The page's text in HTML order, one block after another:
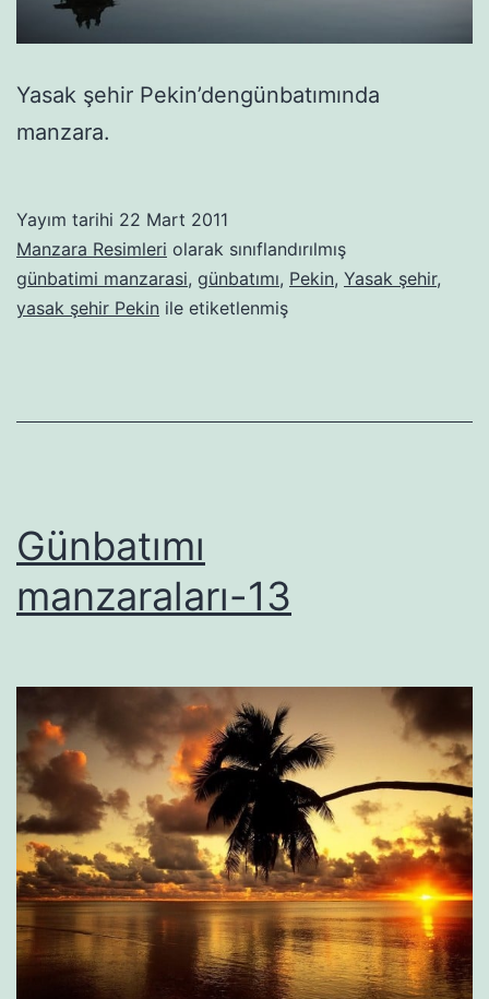
Yasak şehir Pekin’dengünbatımında
manzara.
Yayım tarihi 22 Mart 2011
Manzara Resimleri olarak sınıflandırılmış
günbatimi manzarasi, günbatımı, Pekin, Yasak şehir,
yasak şehir Pekin ile etiketlenmiş
Günbatımı
manzaraları-13